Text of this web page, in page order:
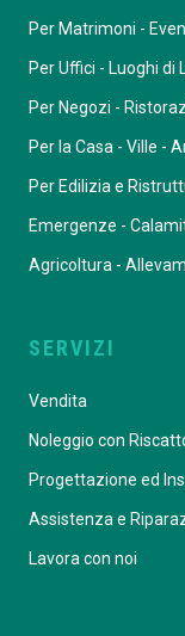
Per Matrimoni -
Per Uffici - Luoghi di
Per Negozi -
Per la Casa - Ville -
Per Edilizia e
Emergenze -
Agricoltura -
SERVIZI
Vendita
Noleggio con
Progettazione ed
Assistenza e
Lavora con noi